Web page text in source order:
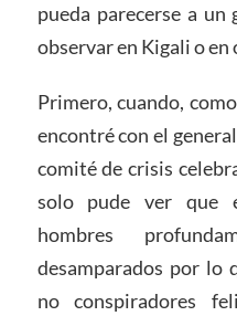
pueda parecerse a un
observar en Kigali o
Primero, cuando,
encontré con el
comité de crisis
solo pude ver que
hombres
desamparados por lo
no conspiradores